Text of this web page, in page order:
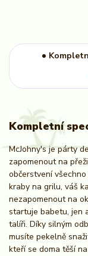
Kompletní
McJohny's je párty
zapomenout na
občerstvení
kraby na grilu, váš
nezapomenout na
startuje babetu, jen
talíři. Díky silným
musíte pekelně
kteří se doma těší